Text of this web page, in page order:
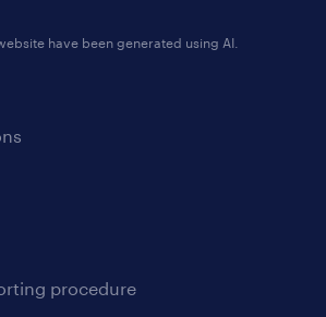
procedure
have been generated using AI.